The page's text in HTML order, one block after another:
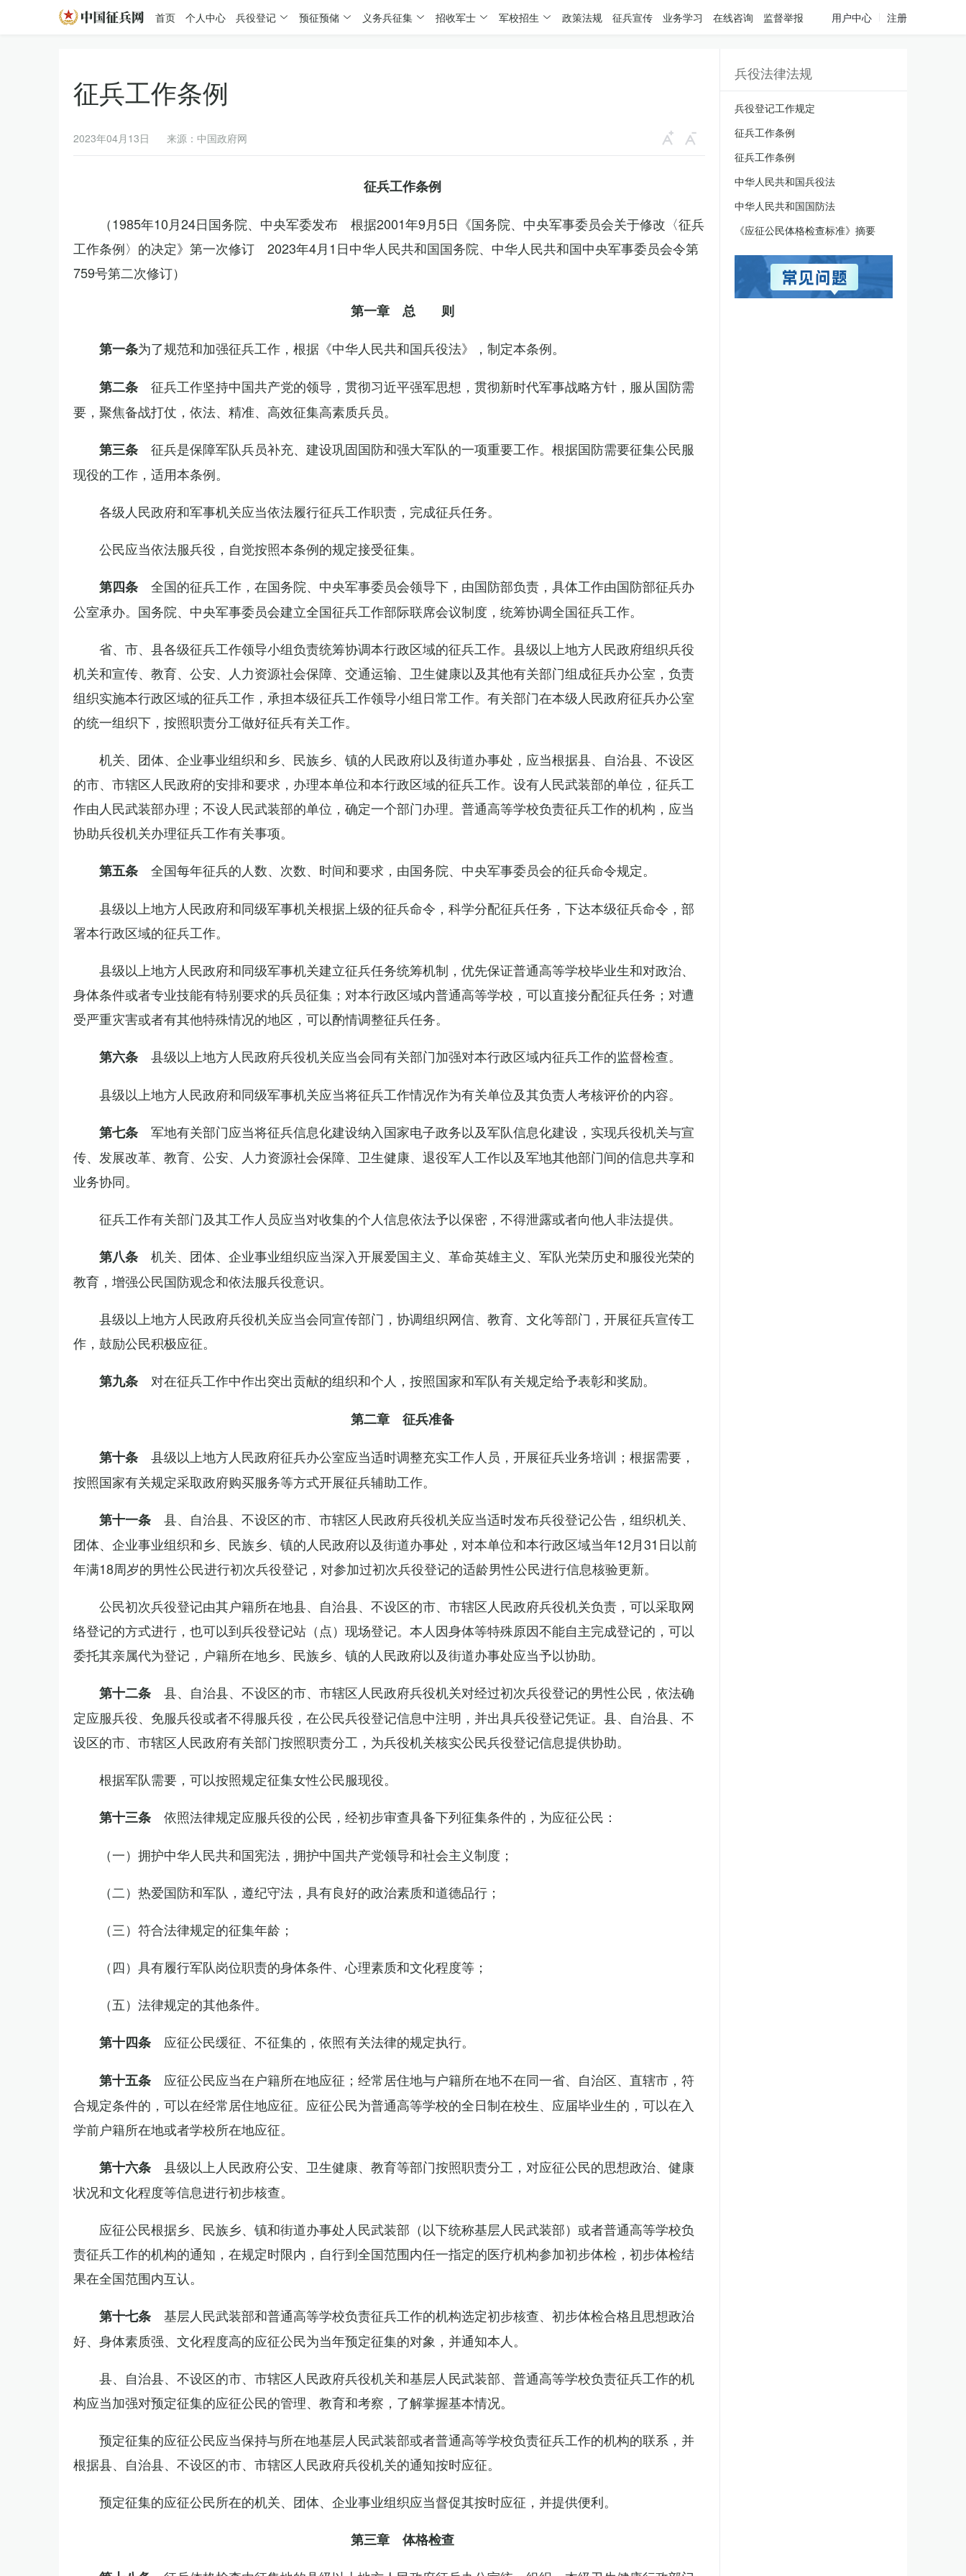
首页 个人中心 兵役登记 预征预储 义务兵征集 招收军士 军校招生 政策法规 征兵宣传 业务学习 在线咨询 监督举报 用户中心 注册
征兵工作条例
2023年04月13日 来源：中国政府网
征兵工作条例
（1985年10月24日国务院、中央军委发布 根据2001年9月5日《国务院、中央军事委员会关于修改〈征兵
工作条例〉的决定》第一次修订 2023年4月1日中华人民共和国国务院、中华人民共和国中央军事委员会令第
759号第二次修订）
第一章 总 则
第一条为了规范和加强征兵工作，根据《中华人民共和国兵役法》，制定本条例。
第二条 征兵工作坚持中国共产党的领导，贯彻习近平强军思想，贯彻新时代军事战略方针，服从国防需
要，聚焦备战打仗，依法、精准、高效征集高素质兵员。
第三条 征兵是保障军队兵员补充、建设巩固国防和强大军队的一项重要工作。根据国防需要征集公民服
现役的工作，适用本条例。
各级人民政府和军事机关应当依法履行征兵工作职责，完成征兵任务。
公民应当依法服兵役，自觉按照本条例的规定接受征集。
第四条 全国的征兵工作，在国务院、中央军事委员会领导下，由国防部负责，具体工作由国防部征兵办
公室承办。国务院、中央军事委员会建立全国征兵工作部际联席会议制度，统筹协调全国征兵工作。
省、市、县各级征兵工作领导小组负责统筹协调本行政区域的征兵工作。县级以上地方人民政府组织兵役
机关和宣传、教育、公安、人力资源社会保障、交通运输、卫生健康以及其他有关部门组成征兵办公室，负责
组织实施本行政区域的征兵工作，承担本级征兵工作领导小组日常工作。有关部门在本级人民政府征兵办公室
的统一组织下，按照职责分工做好征兵有关工作。
机关、团体、企业事业组织和乡、民族乡、镇的人民政府以及街道办事处，应当根据县、自治县、不设区
的市、市辖区人民政府的安排和要求，办理本单位和本行政区域的征兵工作。设有人民武装部的单位，征兵工
作由人民武装部办理；不设人民武装部的单位，确定一个部门办理。普通高等学校负责征兵工作的机构，应当
协助兵役机关办理征兵工作有关事项。
第五条 全国每年征兵的人数、次数、时间和要求，由国务院、中央军事委员会的征兵命令规定。
县级以上地方人民政府和同级军事机关根据上级的征兵命令，科学分配征兵任务，下达本级征兵命令，部
署本行政区域的征兵工作。
县级以上地方人民政府和同级军事机关建立征兵任务统筹机制，优先保证普通高等学校毕业生和对政治、
身体条件或者专业技能有特别要求的兵员征集；对本行政区域内普通高等学校，可以直接分配征兵任务；对遭
受严重灾害或者有其他特殊情况的地区，可以酌情调整征兵任务。
第六条 县级以上地方人民政府兵役机关应当会同有关部门加强对本行政区域内征兵工作的监督检查。
县级以上地方人民政府和同级军事机关应当将征兵工作情况作为有关单位及其负责人考核评价的内容。
第七条 军地有关部门应当将征兵信息化建设纳入国家电子政务以及军队信息化建设，实现兵役机关与宣
传、发展改革、教育、公安、人力资源社会保障、卫生健康、退役军人工作以及军地其他部门间的信息共享和
业务协同。
征兵工作有关部门及其工作人员应当对收集的个人信息依法予以保密，不得泄露或者向他人非法提供。
第八条 机关、团体、企业事业组织应当深入开展爱国主义、革命英雄主义、军队光荣历史和服役光荣的
教育，增强公民国防观念和依法服兵役意识。
县级以上地方人民政府兵役机关应当会同宣传部门，协调组织网信、教育、文化等部门，开展征兵宣传工
作，鼓励公民积极应征。
第九条 对在征兵工作中作出突出贡献的组织和个人，按照国家和军队有关规定给予表彰和奖励。
第二章 征兵准备
第十条 县级以上地方人民政府征兵办公室应当适时调整充实工作人员，开展征兵业务培训；根据需要，
按照国家有关规定采取政府购买服务等方式开展征兵辅助工作。
第十一条 县、自治县、不设区的市、市辖区人民政府兵役机关应当适时发布兵役登记公告，组织机关、
团体、企业事业组织和乡、民族乡、镇的人民政府以及街道办事处，对本单位和本行政区域当年12月31日以前
年满18周岁的男性公民进行初次兵役登记，对参加过初次兵役登记的适龄男性公民进行信息核验更新。
公民初次兵役登记由其户籍所在地县、自治县、不设区的市、市辖区人民政府兵役机关负责，可以采取网
络登记的方式进行，也可以到兵役登记站（点）现场登记。本人因身体等特殊原因不能自主完成登记的，可以
委托其亲属代为登记，户籍所在地乡、民族乡、镇的人民政府以及街道办事处应当予以协助。
第十二条 县、自治县、不设区的市、市辖区人民政府兵役机关对经过初次兵役登记的男性公民，依法确
定应服兵役、免服兵役或者不得服兵役，在公民兵役登记信息中注明，并出具兵役登记凭证。县、自治县、不
设区的市、市辖区人民政府有关部门按照职责分工，为兵役机关核实公民兵役登记信息提供协助。
根据军队需要，可以按照规定征集女性公民服现役。
第十三条 依照法律规定应服兵役的公民，经初步审查具备下列征集条件的，为应征公民：
（一）拥护中华人民共和国宪法，拥护中国共产党领导和社会主义制度；
（二）热爱国防和军队，遵纪守法，具有良好的政治素质和道德品行；
（三）符合法律规定的征集年龄；
（四）具有履行军队岗位职责的身体条件、心理素质和文化程度等；
（五）法律规定的其他条件。
第十四条 应征公民缓征、不征集的，依照有关法律的规定执行。
第十五条 应征公民应当在户籍所在地应征；经常居住地与户籍所在地不在同一省、自治区、直辖市，符
合规定条件的，可以在经常居住地应征。应征公民为普通高等学校的全日制在校生、应届毕业生的，可以在入
学前户籍所在地或者学校所在地应征。
第十六条 县级以上人民政府公安、卫生健康、教育等部门按照职责分工，对应征公民的思想政治、健康
状况和文化程度等信息进行初步核查。
应征公民根据乡、民族乡、镇和街道办事处人民武装部（以下统称基层人民武装部）或者普通高等学校负
责征兵工作的机构的通知，在规定时限内，自行到全国范围内任一指定的医疗机构参加初步体检，初步体检结
果在全国范围内互认。
第十七条 基层人民武装部和普通高等学校负责征兵工作的机构选定初步核查、初步体检合格且思想政治
好、身体素质强、文化程度高的应征公民为当年预定征集的对象，并通知本人。
县、自治县、不设区的市、市辖区人民政府兵役机关和基层人民武装部、普通高等学校负责征兵工作的机
构应当加强对预定征集的应征公民的管理、教育和考察，了解掌握基本情况。
预定征集的应征公民应当保持与所在地基层人民武装部或者普通高等学校负责征兵工作的机构的联系，并
根据县、自治县、不设区的市、市辖区人民政府兵役机关的通知按时应征。
预定征集的应征公民所在的机关、团体、企业事业组织应当督促其按时应征，并提供便利。
第三章 体格检查
兵役法律法规
兵役登记工作规定
征兵工作条例
征兵工作条例
中华人民共和国兵役法
中华人民共和国国防法
《应征公民体格检查标准》摘要